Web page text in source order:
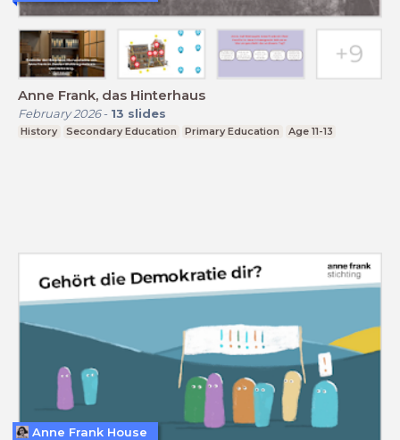
Anne Frank, das Hinterhaus
February 2026- 13 slides
History Secondary Education Primary Education Age 11-13
Anne Frank House